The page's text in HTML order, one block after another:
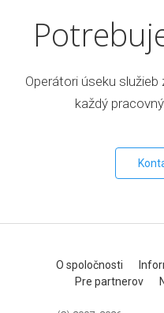
Operátori úseku
každý
O spoločnosti
Pre partnerov